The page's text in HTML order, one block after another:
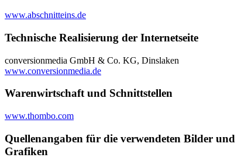
www.abschnitteins.de
Technische Realisierung der Internetseite
conversionmedia GmbH & Co. KG, Dinslaken
www.conversionmedia.de
Warenwirtschaft und Schnittstellen
www.thombo.com
Quellenangaben für die verwendeten Bilder und
Grafiken